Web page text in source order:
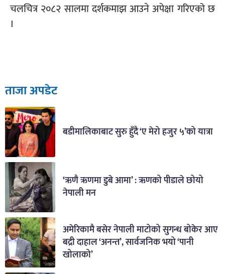
चलचित्र २०८२ सालमा दर्शकमाझ आउने अपेक्षा गरिएको छ
।
ताजा अपडेट
बडीमालिकाबाट सुरु हुँदै ‘ए मेरो हजुर ५’को यात्रा
‘ऋणै ऋणमा डुबे आमा’ : ऋणको पीडाले छोयो
नेपाली मन
अमेरिकामै बसेर नेपाली माटोको सुगन्ध बोकेर आए
बद्री दाहाल ‘अनन्त’, सार्वजनिक भयो ‘पानी
खोलाको’